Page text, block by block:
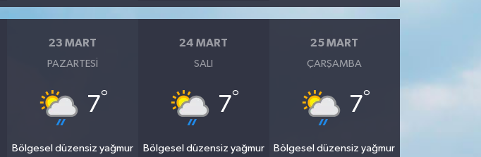
23 MART
PAZARTESI
7°
Bölgesel düzensiz yağmur
24 MART
SALI
7°
Bölgesel düzensiz yağmur
25 MART
ÇARŞAMBA
7°
Bölgesel düzensiz yağmur